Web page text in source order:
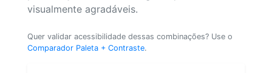
visualmente agradáveis.
Quer validar acessibilidade dessas combinações? Use o
Comparador Paleta + Contraste.